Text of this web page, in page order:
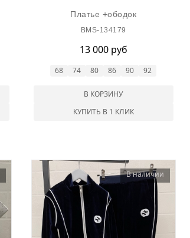
Платье +ободок
BMS-134179
13 000 руб
68 74 80 86 90 92
В КОРЗИНУ
КУПИТЬ В 1 КЛИК
В наличии